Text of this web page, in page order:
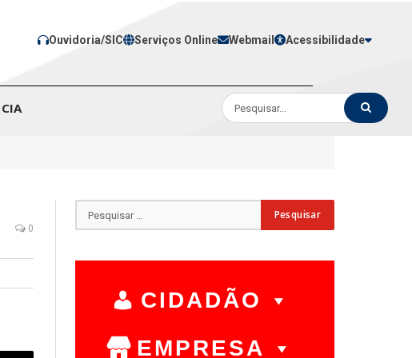
Ouvidoria/SIC Serviços Online Webmail Acessibilidade
0
CIDADÃO
EMPRESA